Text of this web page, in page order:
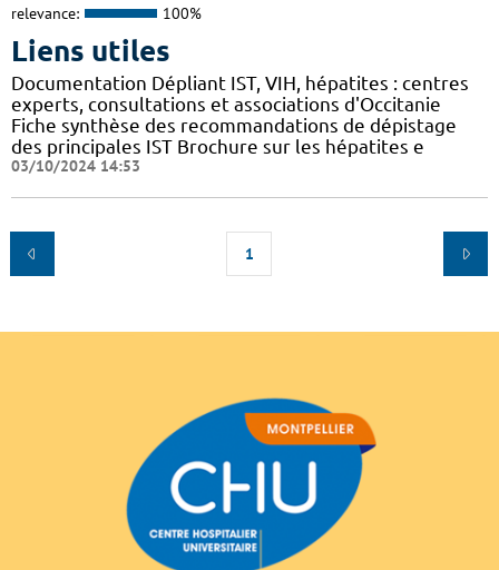
relevance: 100%
Liens utiles
Documentation Dépliant IST, VIH, hépatites : centres
experts, consultations et associations d'Occitanie
Fiche synthèse des recommandations de dépistage
des principales IST Brochure sur les hépatites e
03/10/2024 14:53
1